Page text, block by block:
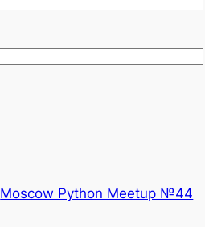
Moscow Python Meetup №44